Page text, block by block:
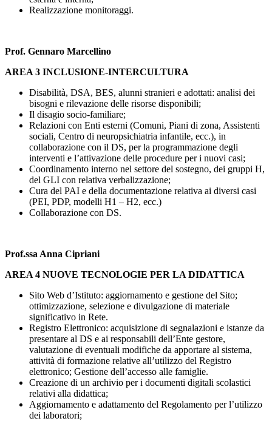
Realizzazione monitoraggi.
Prof. Gennaro Marcellino
AREA 3 INCLUSIONE-INTERCULTURA
Disabilità, DSA, BES, alunni stranieri e adottati: analisi dei
bisogni e rilevazione delle risorse disponibili;
Il disagio socio-familiare;
Relazioni con Enti esterni (Comuni, Piani di zona, Assistenti
sociali, Centro di neuropsichiatria infantile, ecc.), in
collaborazione con il DS, per la programmazione degli
interventi e l’attivazione delle procedure per i nuovi casi;
Coordinamento interno nel settore del sostegno, dei gruppi H,
del GLI con relativa verbalizzazione;
Cura del PAI e della documentazione relativa ai diversi casi
(PEI, PDP, modelli H1 – H2, ecc.)
Collaborazione con DS.
Prof.ssa Anna Cipriani
AREA 4 NUOVE TECNOLOGIE PER LA DIDATTICA
Sito Web d’Istituto: aggiornamento e gestione del Sito;
ottimizzazione, selezione e divulgazione di materiale
significativo in Rete.
Registro Elettronico: acquisizione di segnalazioni e istanze da
presentare al DS e ai responsabili dell’Ente gestore,
valutazione di eventuali modifiche da apportare al sistema,
attività di formazione relative all’utilizzo del Registro
elettronico; Gestione dell’accesso alle famiglie.
Creazione di un archivio per i documenti digitali scolastici
relativi alla didattica;
Aggiornamento e adattamento del Regolamento per l’utilizzo
dei laboratori;